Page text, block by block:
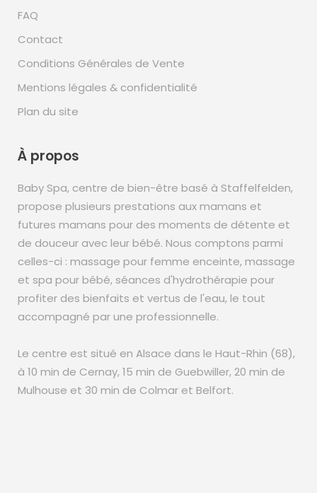
FAQ
Contact
Conditions Générales de Vente
Mentions légales & confidentialité
Plan du site
À propos
Baby Spa, centre de bien-être basé à Staffelfelden,
propose plusieurs prestations aux mamans et
futures mamans pour des moments de détente et
de douceur avec leur bébé. Nous comptons parmi
celles-ci : massage pour femme enceinte, massage
et spa pour bébé, séances d'hydrothérapie pour
profiter des bienfaits et vertus de l'eau, le tout
accompagné par une professionnelle.
Le centre est situé en Alsace dans le Haut-Rhin (68),
à 10 min de Cernay, 15 min de Guebwiller, 20 min de
Mulhouse et 30 min de Colmar et Belfort.